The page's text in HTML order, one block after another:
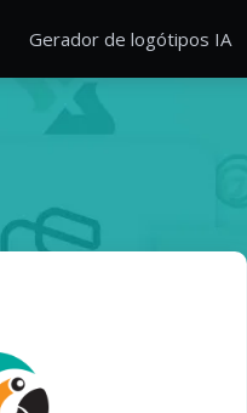
Gerador de logótipos IA